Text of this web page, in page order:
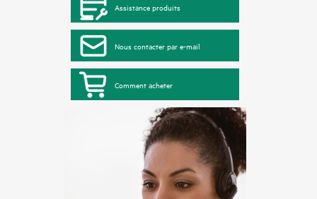
Assistance produits
Nous contacter par e-mail
Comment acheter